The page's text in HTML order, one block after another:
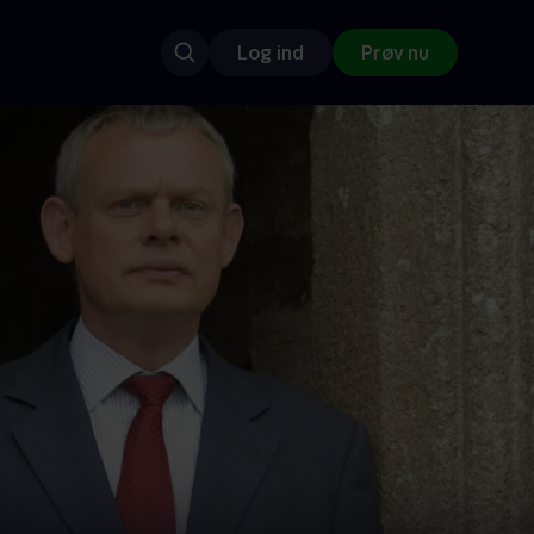
Log ind Prøv nu